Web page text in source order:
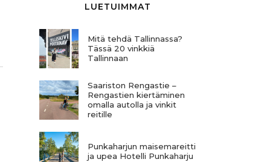
LUETUIMMAT
Mitä tehdä Tallinnassa?
Tässä 20 vinkkiä
Tallinnaan
Saariston Rengastie –
Rengastien kiertäminen
omalla autolla ja vinkit
reitille
Punkaharjun maisemareitti
ja upea Hotelli Punkaharju